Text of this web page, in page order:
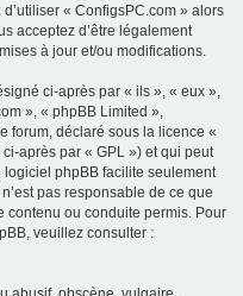
« ConfigsPC.com » alors
acceptez d’être légalement
à jour et/ou modifications.
ci-après par « ils », « eux »,
», « phpBB Limited »,
forum, déclaré sous la licence «
après par « GPL ») et qui peut
logiciel phpBB facilite seulement
pas responsable de ce que
contenu ou conduite permis. Pour
veuillez consulter :